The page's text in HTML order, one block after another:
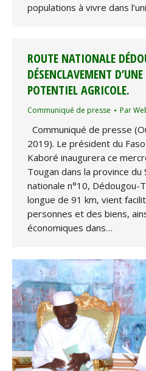
populations à vivre dans
ROUTE NATIONALE
DÉSENCLAVEMENT
POTENTIEL AGRICOLE.
Communiqué de presse Par
Communiqué de presse
2019). Le président du
Kaboré inaugurera ce
Tougan dans la province du
nationale n°10, Dédougou-
longue de 91 km, vient
personnes et des biens,
économiques dans…